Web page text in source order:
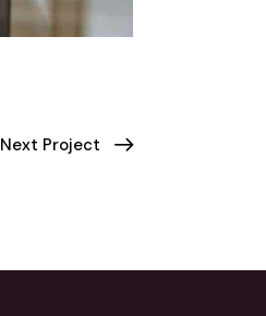
Next Project